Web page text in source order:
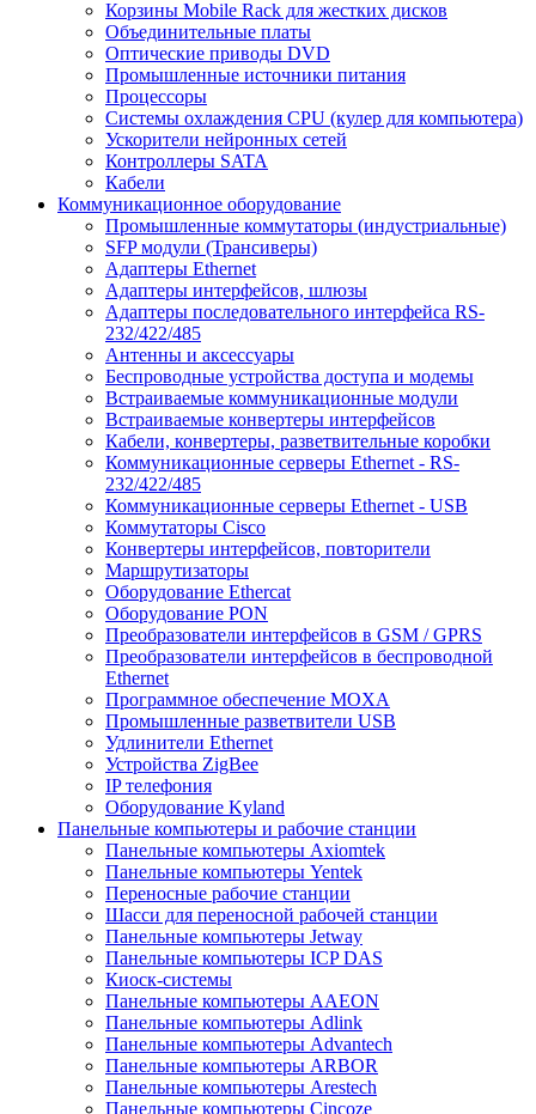
Корзины Mobile Rack для жестких дисков
Объединительные платы
Оптические приводы DVD
Промышленные источники питания
Процессоры
Системы охлаждения CPU (кулер для компьютера)
Ускорители нейронных сетей
Контроллеры SATA
Кабели
Коммуникационное оборудование
Промышленные коммутаторы (индустриальные)
SFP модули (Трансиверы)
Адаптеры Ethernet
Адаптеры интерфейсов, шлюзы
Адаптеры последовательного интерфейса RS-
232/422/485
Антенны и аксессуары
Беспроводные устройства доступа и модемы
Встраиваемые коммуникационные модули
Встраиваемые конвертеры интерфейсов
Кабели, конвертеры, разветвительные коробки
Коммуникационные серверы Ethernet - RS-
232/422/485
Коммуникационные серверы Ethernet - USB
Коммутаторы Cisco
Конвертеры интерфейсов, повторители
Маршрутизаторы
Оборудование Ethercat
Оборудование PON
Преобразователи интерфейсов в GSM / GPRS
Преобразователи интерфейсов в беспроводной
Ethernet
Программное обеспечение MOXA
Промышленные разветвители USB
Удлинители Ethernet
Устройства ZigBee
IP телефония
Оборудование Kyland
Панельные компьютеры и рабочие станции
Панельные компьютеры Axiomtek
Панельные компьютеры Yentek
Переносные рабочие станции
Шасси для переносной рабочей станции
Панельные компьютеры Jetway
Панельные компьютеры ICP DAS
Киоск-системы
Панельные компьютеры AAEON
Панельные компьютеры Adlink
Панельные компьютеры Advantech
Панельные компьютеры ARBOR
Панельные компьютеры Arestech
Панельные компьютеры Cincoze